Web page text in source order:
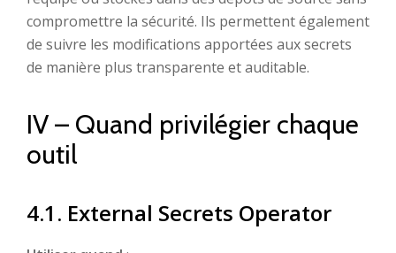
compromettre la sécurité. Ils permettent également
de suivre les modifications apportées aux secrets
de manière plus transparente et auditable.
IV – Quand privilégier chaque
outil
4.1. External Secrets Operator